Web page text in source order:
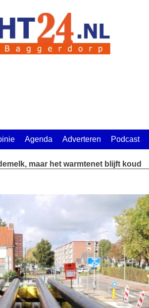
Agenda Adverteren Podcast
maar het warmtenet blijft koud